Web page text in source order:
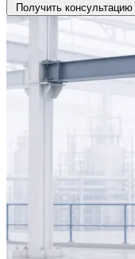
Получить консультацию